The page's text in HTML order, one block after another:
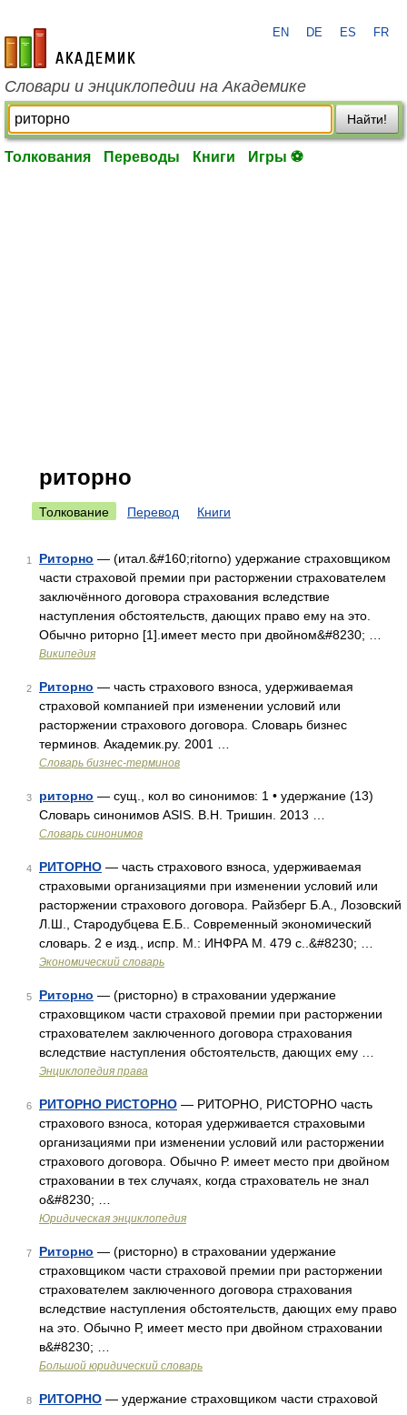
academic.ru
EN DE ES FR
Словари и энциклопедии на Академике
Найти!
Толкования Переводы Книги Игры ⚽
риторно
Толкование Перевод Книги
1 Риторно — (итал.&#160;ritorno) удержание страховщиком
части страховой премии при расторжении страхователем
заключённого договора страхования вследствие
наступления обстоятельств, дающих право ему на это.
Обычно риторно [1].имеет место при двойном&#8230; …
Википедия
2 Риторно — часть страхового взноса, удерживаемая
страховой компанией при изменении условий или
расторжении страхового договора. Словарь бизнес
терминов. Академик.ру. 2001 …
Словарь бизнес-терминов
3 риторно — сущ., кол во синонимов: 1 • удержание (13)
Словарь синонимов ASIS. В.Н. Тришин. 2013 …
Словарь синонимов
4 РИТОРНО — часть страхового взноса, удерживаемая
страховыми организациями при изменении условий или
расторжении страхового договора. Райзберг Б.А., Лозовский
Л.Ш., Стародубцева Е.Б.. Современный экономический
словарь. 2 е изд., испр. М.: ИНФРА М. 479 с..&#8230; …
Экономический словарь
5 Риторно — (ристорно) в страховании удержание
страховщиком части страховой премии при расторжении
страхователем заключенного договора страхования
вследствие наступления обстоятельств, дающих ему …
Энциклопедия права
6 РИТОРНО РИСТОРНО — РИТОРНО, РИСТОРНО часть
страхового взноса, которая удерживается страховыми
организациями при изменении условий или расторжении
страхового договора. Обычно Р. имеет место при двойном
страховании в тех случаях, когда страхователь не знал
о&#8230; …
Юридическая энциклопедия
7 Риторно — (ристорно) в страховании удержание
страховщиком части страховой премии при расторжении
страхователем заключенного договора страхования
вследствие наступления обстоятельств, дающих ему право
на это. Обычно Р, имеет место при двойном страховании
в&#8230; …
Большой юридический словарь
8 РИТОРНО — удержание страховщиком части страховой